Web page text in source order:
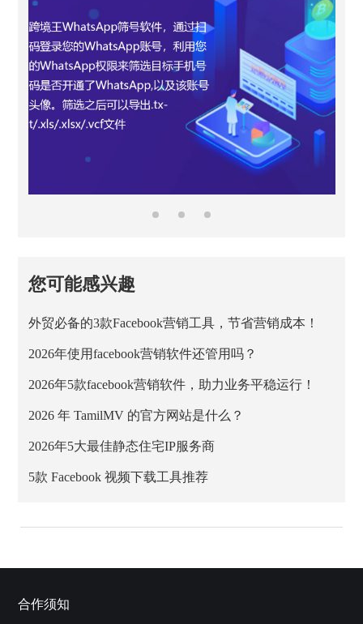
您可能感兴趣
外贸必备的3款Facebook营销工具，节省营销成本！
2026年使用facebook营销软件还管用吗？
2026年5款facebook营销软件，助力业务平稳运行！
2026 年 TamilMV 的官方网站是什么？
2026年5大最佳静态住宅IP服务商
5款 Facebook 视频下载工具推荐
合作须知